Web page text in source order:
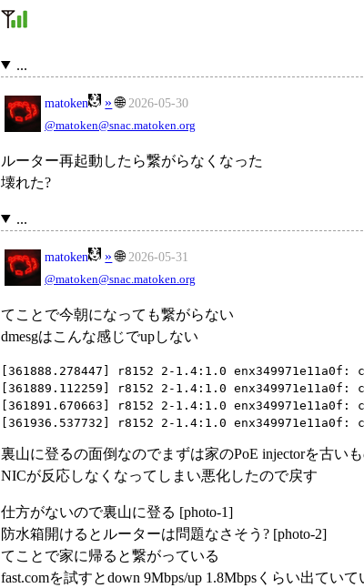
...
matoken » 🌐 2026-05-30
@matoken@snac.matoken.org
ルーター再起動したら繋がらなくなった
壊れた?
...
matoken » 🌐 2026-05-31
@matoken@snac.matoken.org
てことで今朝になっても繋がらない
dmesgはこんな感じでupしない
[361888.278447] r8152 2-1.4:1.0
[361889.112259] r8152 2-1.4:1.0
[361891.670663] r8152 2-1.4:1.0
[361936.537732] r8152 2-1.4:1.0
裏山に登るの面倒なのでまずは家のPoE injectorを古い
NICが反応しなくなってしまい悪化したので戻す
仕方がないので裏山に登る [photo-1]
防水箱開けるとルーターは問題なさそう? [photo-2]
てことで家に帰ると繋がっている
fast.comを試すとdown 9Mbps/up 1.8Mbpsくらい出てい